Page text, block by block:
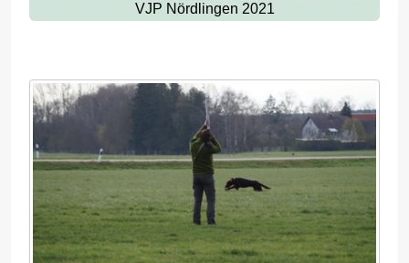
VJP Nördlingen 2021